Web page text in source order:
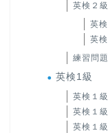
英検２
英
英
練習問
英検1級
英検１
英検１
英検１